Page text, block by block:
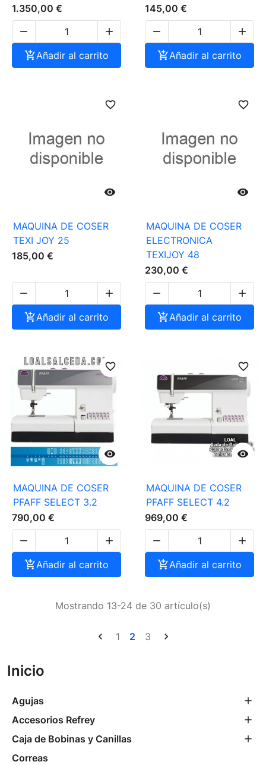
Inicio
Agujas
Accesorios Refrey
Caja de Bobinas y Canillas
Correas
1.350,00 €


Añadir al carrito
145,00 €


Añadir al carrito

favorite_border
MAQUINA DE COSER
TEXI JOY 25
185,00 €


Añadir al carrito

favorite_border
MAQUINA DE COSER
ELECTRONICA
TEXIJOY 48
230,00 €


Añadir al carrito

favorite_border
MAQUINA DE COSER
PFAFF SELECT 3.2
790,00 €


Añadir al carrito

favorite_border
MAQUINA DE COSER
PFAFF SELECT 4.2
969,00 €


Añadir al carrito
Mostrando 13-24 de 30 artículo(s)
 1 2 3 